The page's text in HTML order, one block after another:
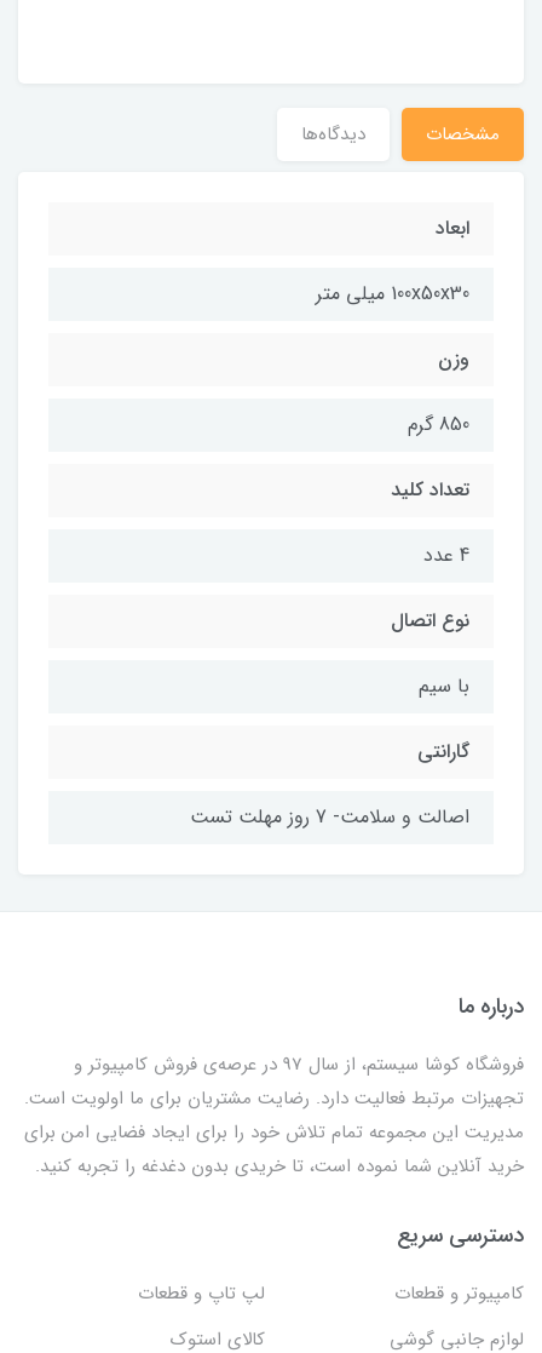
مشخصات دیدگاه‌ها
ابعاد
100x50x30 میلی متر
وزن
850 گرم
تعداد کلید
4 عدد
نوع اتصال
با سیم
گارانتی
اصالت و سلامت- 7 روز مهلت تست
درباره ما
فروشگاه کوشا سیستم، از سال 97 در عرصه‌ی فروش کامپیوتر و
تجهیزات مرتبط فعالیت دارد. رضایت مشتریان برای ما اولویت است.
مدیریت این مجموعه تمام تلاش خود را برای ایجاد فضایی امن برای
خرید آنلاین شما نموده است، تا خریدی بدون دغدغه را تجربه کنید.
دسترسی سریع
کامپیوتر و قطعات
لپ تاپ و قطعات
لوازم جانبی گوشی
کالای استوک